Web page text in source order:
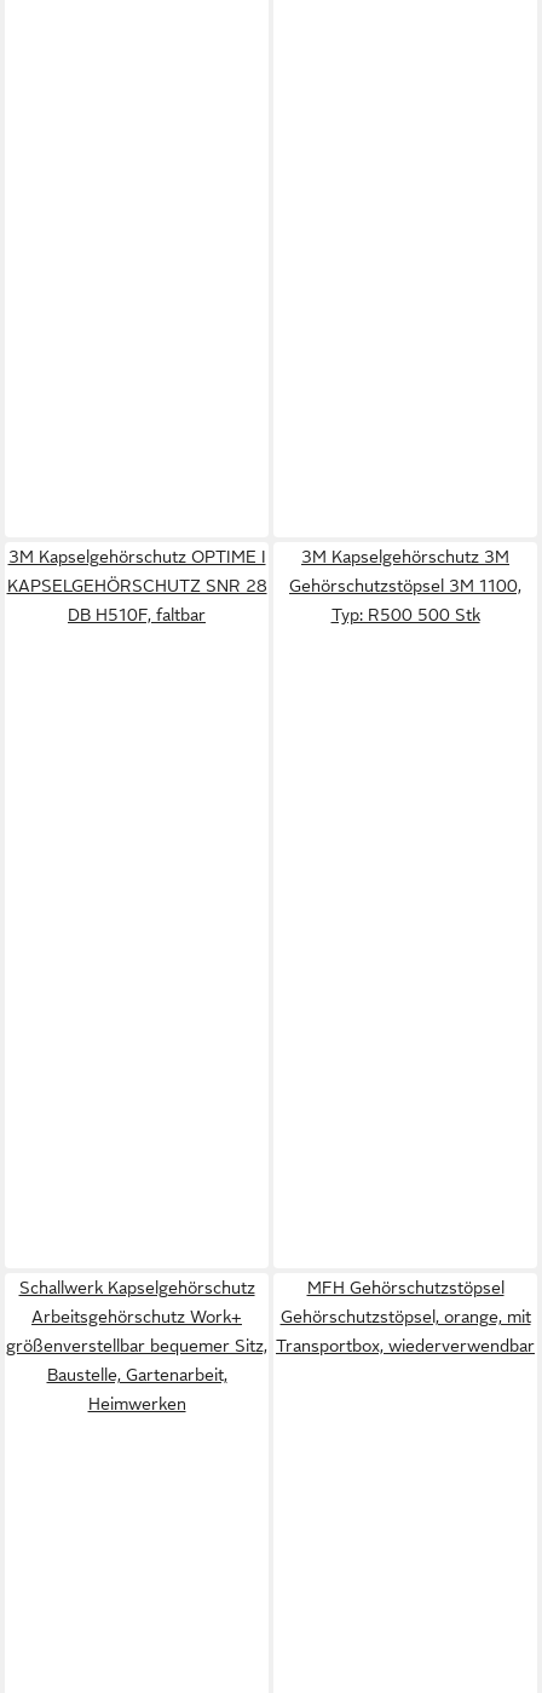
3M Kapselgehörschutz OPTIME I
KAPSELGEHÖRSCHUTZ SNR 28
DB H510F, faltbar
3M Kapselgehörschutz 3M
Gehörschutzstöpsel 3M 1100,
Typ: R500 500 Stk
Schallwerk Kapselgehörschutz
Arbeitsgehörschutz Work+
größenverstellbar bequemer Sitz,
Baustelle, Gartenarbeit,
Heimwerken
MFH Gehörschutzstöpsel
Gehörschutzstöpsel, orange, mit
Transportbox, wiederverwendbar